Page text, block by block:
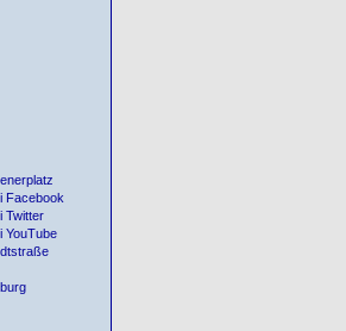
Facebook
Twitter
YouTube